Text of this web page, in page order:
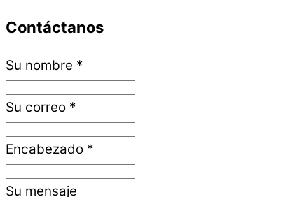
Contáctanos
Su nombre *
Su correo *
Encabezado *
Su mensaje